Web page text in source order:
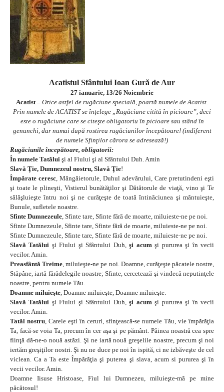
Acatistul Sfântului Ioan Gură de Aur
27 ianuarie, 13/26 Noiembrie
Acatist – Orice astfel de rugăciune specială, poartă numele de Acatist.
Prin numele de ACATIST se înţelege „Rugăciune citită în picioare”, deci
este o rugăciune care se citeşte obligatoriu în picioare sau stând în
genunchi, dar numai după rostirea rugăciunilor începătoare! (indiferent
de numele Sfinţilor cărora se adresează!)
Rugăciunile începătoare, obligatorii:
În numele Tatălui şi al Fiului şi al Sfântului Duh. Amin
Slavă Ţie, Dumnezeul nostru, Slavă Ţie!
Împărate ceresc, Mângâietorule, Duhul adevărului, Care pretutindeni eşti
şi toate le plineşti, Vistierul bunătăţilor şi Dătătorule de viaţă, vino şi Te
sălăşluieşte întru noi şi ne curăţeşte de toată întinăciunea şi mântuieşte,
Bunule, sufletele noastre.
Sfinte Dumnezeule, Sfinte tare, Sfinte fără de moarte, miluieste-ne pe noi.
Sfinte Dumnezeule, Sfinte tare, Sfinte fără de moarte, miluieste-ne pe noi.
Sfinte Dumnezeule, Sfinte tare, Sfinte fără de moarte, miluieste-ne pe noi.
Slavă Tatălui şi Fiului şi Sfântului Duh,şi acumşi pururea şi în vecii
vecilor. Amin.
Preasfântă Treime, miluieşte-ne pe noi. Doamne, curăţeşte păcatele nostre,
Stăpâne, iartă fărădelegile noastre; Sfinte, cercetează şi vindecă neputinţele
noastre, pentru numele Tău.
Doamne miluieşte, Doamne miluieşte, Doamne miluieşte.
Slavă Tatălui şi Fiului şi Sfântului Duh,şi acumşi pururea şi în vecii
vecilor. Amin.
Tatăl nostru, Carele eşti în ceruri, sfinţească-se numele Tău, vie împărăţia
Ta, facă-se voia Ta, precum în cer aşa şi pe pământ. Pâinea noastră cea spre
fiinţă dă-ne-o nouă astăzi. Şi ne iartă nouă greşelile noastre, precum şi noi
iertăm greşiţilor nostri. Şi nu ne duce pe noi în ispită, ci ne izbăveşte de cel
viclean. Ca a Ta este Împărăţia şi puterea şi slava, acum si pururea şi în
vecii vecilor. Amin.
Doamne Iisuse Hristoase, Fiul lui Dumnezeu, miluieşte-mă pe mine
păcătosul!